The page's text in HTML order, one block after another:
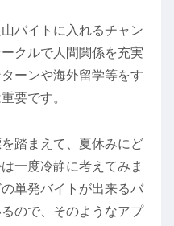
バイトに入れるチャン
クルで人間関係を充実
ーンや海外留学等をす
要です。
踏まえて、夏休みにど
一度冷静に考えてみま
単発バイトが出来るバ
ので、そのようなアプ